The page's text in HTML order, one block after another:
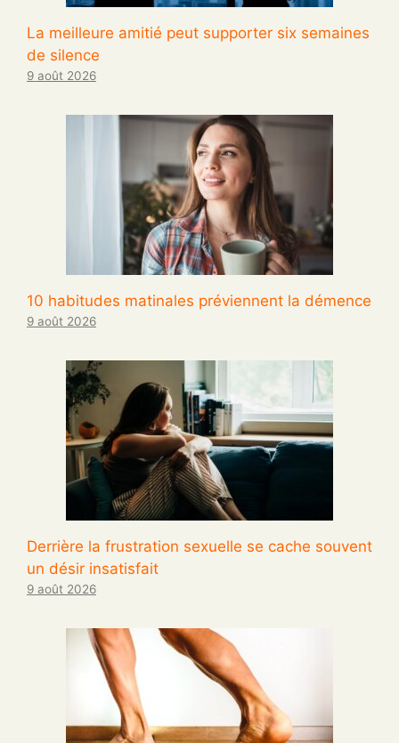
La meilleure amitié peut supporter six semaines
de silence
9 août 2026
10 habitudes matinales préviennent la démence
9 août 2026
Derrière la frustration sexuelle se cache souvent
un désir insatisfait
9 août 2026